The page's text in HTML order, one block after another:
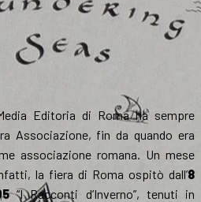
Editoria di Roma ha sempre
Associazione, fin da quando era
associazione romana. Un mese
la fiera di Roma ospitò dall’8
“I Racconti d’Inverno”, tenuti in